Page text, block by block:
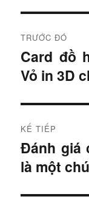
i
ề
u
h
ư
ớ
TRƯỚC ĐÓ
B
à
t
r
ư
ớ
c
:
Card đồ
Vỏ in 3D
KẾ TIẾP
B
à
t
Đánh giá
là một